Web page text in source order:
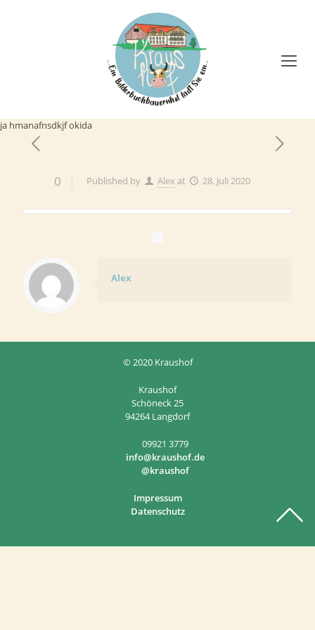
ja hmanafnsdkjf okida
0 Published by Alex at 28. Juli 2020
Alex
© 2020 Kraushof
Kraushof
Schöneck 25
94264 Langdorf
09921 3779
info@kraushof.de
@kraushof
Impressum
Datenschutz